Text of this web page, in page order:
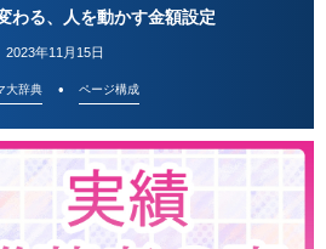
わる、人を動かす金額設定
2023年11月15日
大辞典 ページ構成